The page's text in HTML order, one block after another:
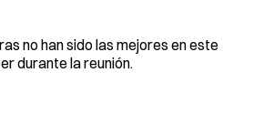
no han sido las mejores en este
durante la reunión.